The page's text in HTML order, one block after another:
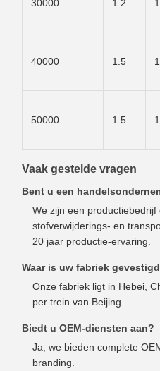
30000 1.2
40000 1.5
50000 1.5
Vaak gestelde vragen
Bent u een
We zijn een
stofverwijderings- en
20 jaar productie-ervaring.
Waar is uw fabriek
Onze fabriek ligt in Hebei,
per trein van Beijing.
Biedt u OEM-diensten aan?
Ja, we bieden complete
branding.